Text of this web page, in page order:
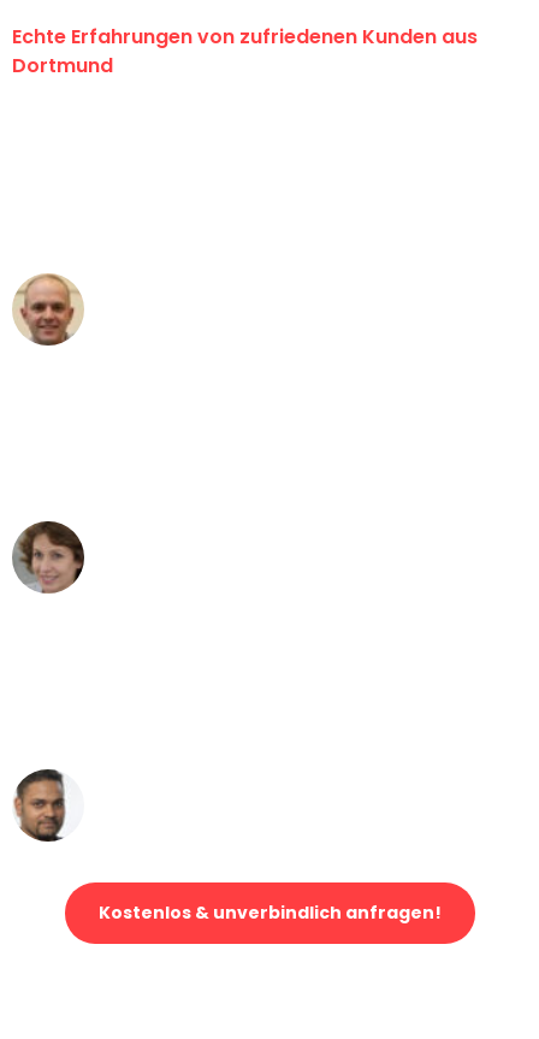
Echte Erfahrungen von zufriedenen Kunden aus
Dortmund
Kostenlos & unverbindlich anfragen!